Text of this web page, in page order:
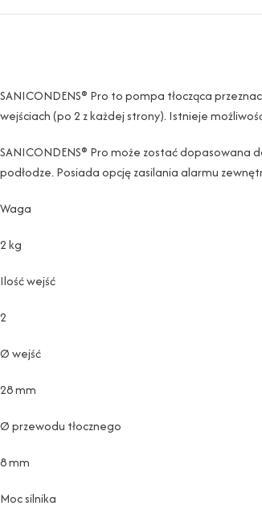
SANICONDENS® Pro to pompa tłocząca
wejściach (po 2 z każdej strony). Istnieje
SANICONDENS® Pro może zostać dopasowana
podłodze. Posiada opcję zasilania alarmu
Waga
2 kg
Ilość wejść
2
Ø wejść
28 mm
Ø przewodu tłocznego
8 mm
Moc silnika